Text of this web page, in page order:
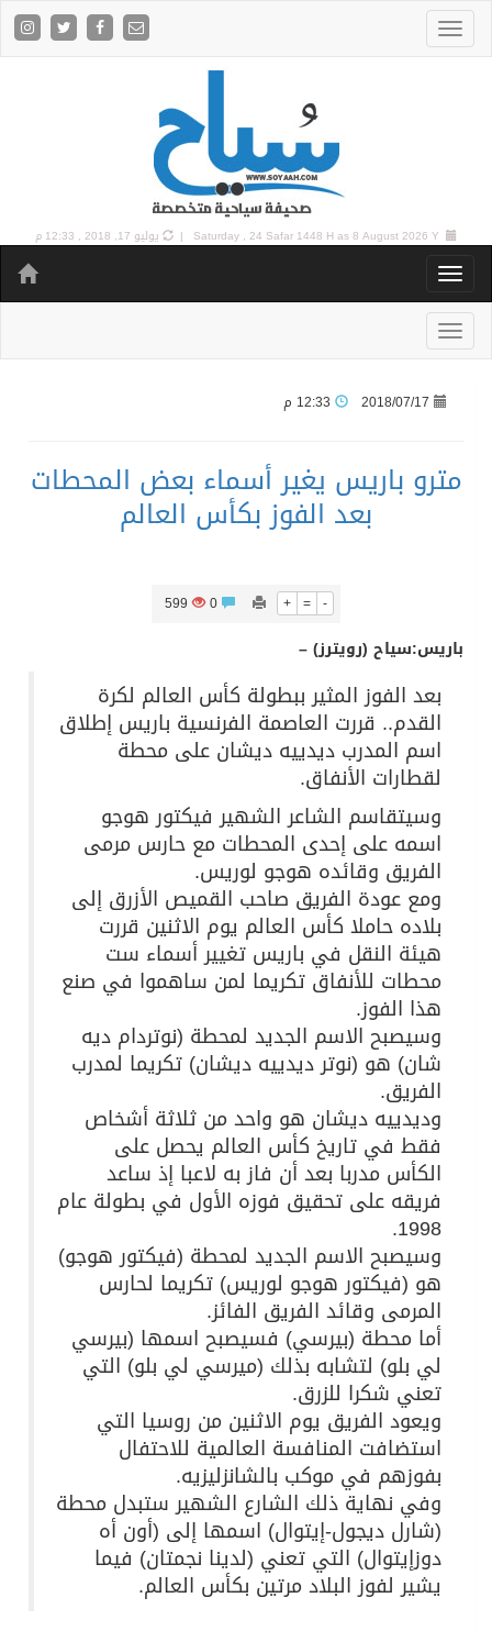
Saturday , 24 Safar 1448 H as8 August 2026 Y | يوليو 17, 2018 , 12:33 م
2018/07/17
مترو باريس يغير أسماء بعض المحطات
بعد الفوز بكأس العالم
+ = -
599
باريس:سياح (رويترز) –
بعد الفوز المثير ببطولة كأس العالم لكرة
القدم.. قررت العاصمة الفرنسية باريس إطلاق
اسم المدرب ديدييه ديشان على محطة
لقطارات الأنفاق.
وسيتقاسم الشاعر الشهير فيكتور هوجو
اسمه على إحدى المحطات مع حارس مرمى
الفريق وقائده هوجو لوريس.
ومع عودة الفريق صاحب القميص الأزرق إلى
بلاده حاملا كأس العالم يوم الاثنين قررت
هيئة النقل في باريس تغيير أسماء ست
محطات للأنفاق تكريما لمن ساهموا في صنع
هذا الفوز.
وسيصبح الاسم الجديد لمحطة (نوتردام ديه
شان) هو (نوتر ديدييه ديشان) تكريما لمدرب
الفريق.
وديدييه ديشان هو واحد من ثلاثة أشخاص
فقط في تاريخ كأس العالم يحصل على
الكأس مدربا بعد أن فاز به لاعبا إذ ساعد
فريقه على تحقيق فوزه الأول في بطولة عام
1998.
وسيصبح الاسم الجديد لمحطة (فيكتور هوجو)
هو (فيكتور هوجو لوريس) تكريما لحارس
المرمى وقائد الفريق الفائز.
أما محطة (بيرسي) فسيصبح اسمها (بيرسي
لي بلو) لتشابه بذلك (ميرسي لي بلو) التي
تعني شكرا للزرق.
ويعود الفريق يوم الاثنين من روسيا التي
استضافت المنافسة العالمية للاحتفال
بفوزهم في موكب بالشانزليزيه.
وفي نهاية ذلك الشارع الشهير ستبدل محطة
(شارل ديجول-إيتوال) اسمها إلى (أون أه
دوزإيتوال) التي تعني (لدينا نجمتان) فيما
يشير لفوز البلاد مرتين بكأس العالم.